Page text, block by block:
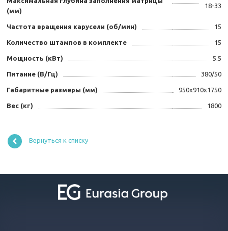
(мм)
18-33
Частота вращения карусели (об/мин) 15
Количество штампов в комплекте 15
Мощность (кВт) 5.5
Питание (В/Гц) 380/50
Габаритные размеры (мм) 950x910x1750
Вес (кг) 1800
Вернуться к списку